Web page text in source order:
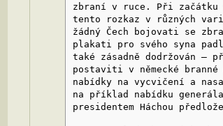
zbraní v ruce. Při začátku
tento rozkaz v různých
žádný Čech bojovati se
plakati pro svého syna
také zásadně dodržován —
postaviti v německé branné
nabídky na vycvičení a
na příklad nabídku
presidentem Háchou